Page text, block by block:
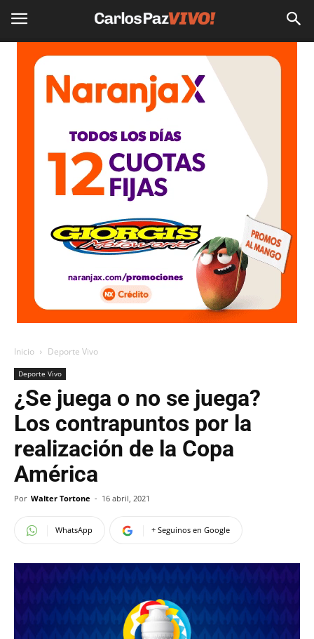
Inicio Deporte Vivo
Deporte Vivo
¿Se juega o no se juega?
Los contrapuntos por la
realización de la Copa
América
Por Walter Tortone - 16 abril, 2021
WhatsApp + Seguinos en Google